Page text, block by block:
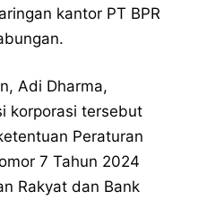
kantor PT BPR
Adi Dharma,
korporasi tersebut
Peraturan
7 Tahun 2024
Rakyat dan Bank